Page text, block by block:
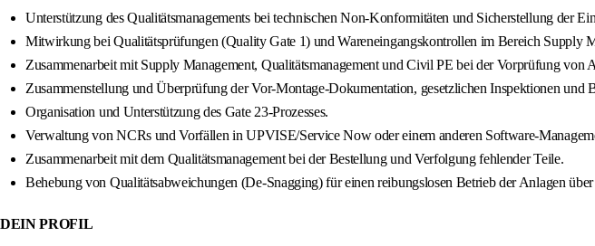
Unterstützung des Qualitätsmanagements bei technischen Non-Konformitäten und Sicherstellung der
Mitwirkung bei Qualitätsprüfungen (Quality Gate 1) und Wareneingangskontrollen im Bereich Supply
Zusammenarbeit mit Supply Management, Qualitätsmanagement und Civil PE bei der Vorprüfung von
Zusammenstellung und Überprüfung der Vor-Montage-Dokumentation, gesetzlichen Inspektionen und
Organisation und Unterstützung des Gate 23-Prozesses.
Verwaltung von NCRs und Vorfällen in UPVISE/Service Now oder einem anderen Software-
Zusammenarbeit mit dem Qualitätsmanagement bei der Bestellung und Verfolgung fehlender Teile.
Behebung von Qualitätsabweichungen (De-Snagging) für einen reibungslosen Betrieb der Anlagen über
DEIN PROFIL